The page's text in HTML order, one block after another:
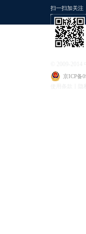
扫一扫加关注
京ICP备